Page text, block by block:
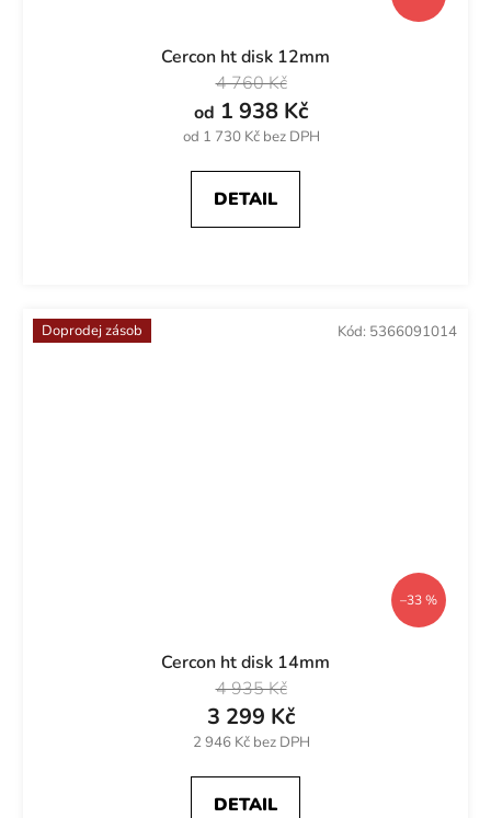
Cercon ht disk 12mm
od 1 730 Kč bez DPH
od 1 938 Kč
4 760 Kč
DETAIL
Doprodej zásob
–33 %
Cercon ht disk 14mm
2 946 Kč bez DPH
3 299 Kč
4 935 Kč
DETAIL
Kód: 5366091014